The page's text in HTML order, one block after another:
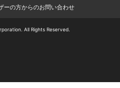
ーの方からのお問い合わせ
All Rights Reserved.